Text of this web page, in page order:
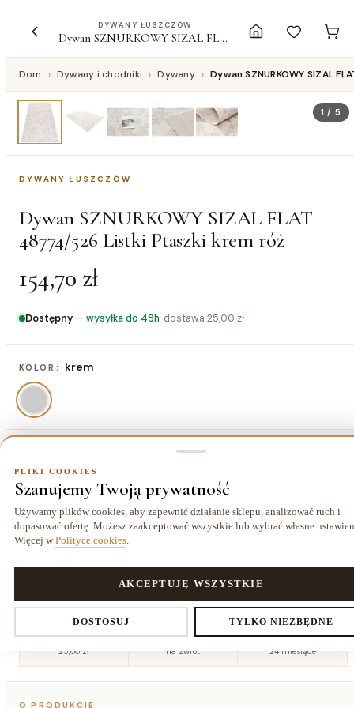
DYWANY ŁUSZCZÓW
Dywan SZNURKOWY SIZAL FLAT 48774/526 Listki Ptaszki krem róż
Dom › Dywany i chodniki › Dywany › Dywan SZNURKOWY SIZAL
1 /5
DYWANY ŁUSZCZÓW
Dywan SZNURKOWY SIZAL FLAT
48774/526 Listki Ptaszki krem róż
154,70 zł
Dostępny — wysyłka do 48h· dostawa 25,00 zł
KOLOR: krem
80x150 cm
154,70 zł
120x170 cm
258,70 zł
140x200
cm
362,70 zł 479,70 zł
200x290
cm
Dostawa kurierem
25,00 zł
14 dni
na zwrot
Gwarancja
24 miesiące
O PRODUKCIE
PLIKI COOKIES
Szanujemy Twoją prywatność
Używamy plików cookies, aby zapewnić działanie sklepu, analizować ruch i
dopasować ofertę. Możesz zaakceptować wszystkie lub wybrać własne
Więcej w Polityce cookies
DOSTOSUJ TYLKO NIEZBĘDNE
AKCEPTUJĘ WSZYSTKIE
Ustawienia prywatności